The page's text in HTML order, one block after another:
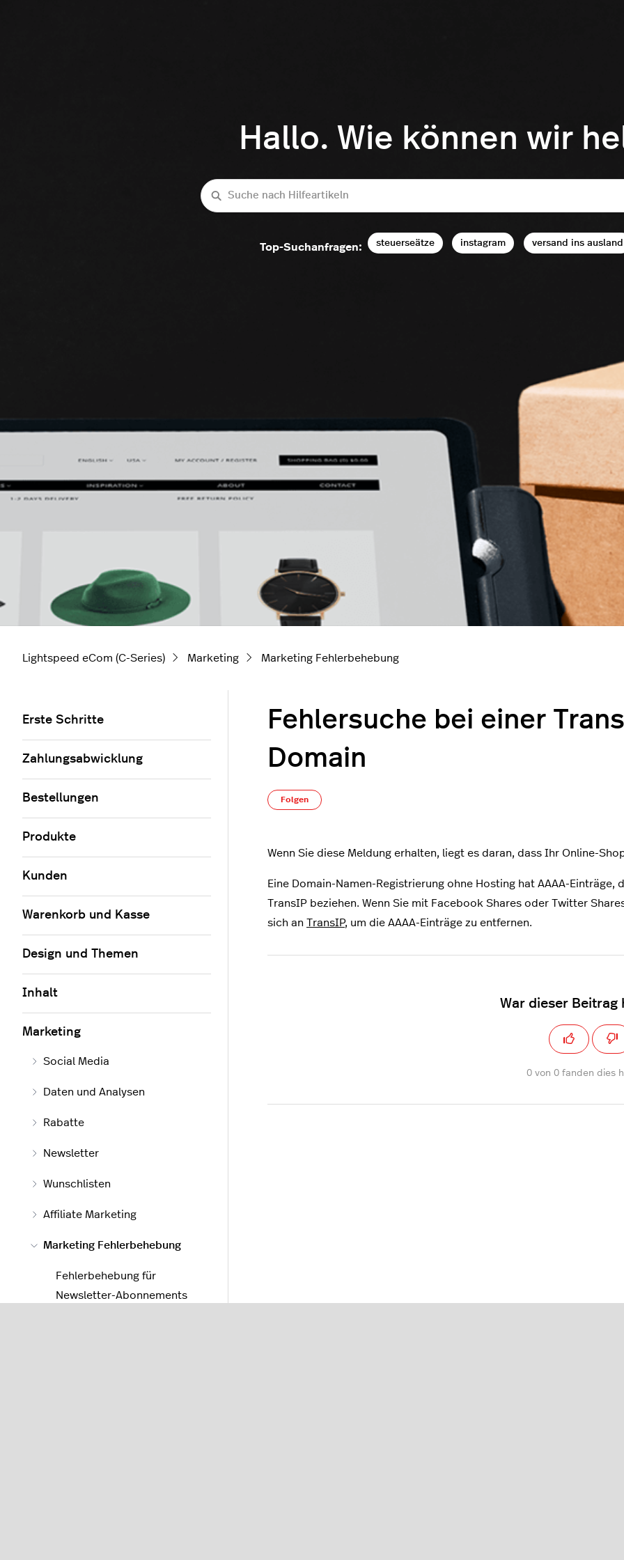
Hallo. Wie können wir
Suche
Top-Suchanfragen: steuerseätze instagram versand ins ausland
Lightspeed eCom (C-Series) Marketing Marketing Fehlerbehebung
Fehlersuche bei einer
Domain
Folgen
Wenn Sie diese Meldung erhalten, liegt es daran, dass Ihr Online-
Eine Domain-Namen-Registrierung ohne Hosting hat AAAA-
TransIP beziehen. Wenn Sie mit Facebook Shares oder Twitter
sich an TransIP, um die AAAA-Einträge zu entfernen.
War dieser Beitrag
0 von 0 fanden dies
Erste Schritte
Zahlungsabwicklung
Bestellungen
Produkte
Kunden
Warenkorb und Kasse
Design und Themen
Inhalt
Marketing
Social Media
Daten und Analysen
Rabatte
Newsletter
Wunschlisten
Affiliate Marketing
Marketing Fehlerbehebung
Fehlerbehebung für
Newsletter-Abonnements